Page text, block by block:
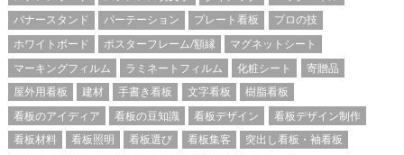
バナースタンド
パーテーション プレート看板
プロの技
ホワイトボード
ポスターフレーム/額縁
マグネットシート
マーキングフィルム
ラミネートフィルム 化粧シート
寄贈品
屋外用看板
建材 手書き看板 文字看板
樹脂看板
看板のアイディア
看板の豆知識 看板デザイン
看板デザイン制作
看板材料
看板照明 看板選び 看板集客
突出し看板・袖看板